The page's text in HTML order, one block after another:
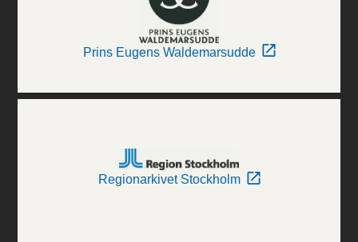
Prins Eugens Waldemarsudde
Regionarkivet Stockholm